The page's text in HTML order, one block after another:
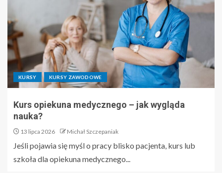
KURSY KURSY ZAWODOWE
Kurs opiekuna medycznego – jak wygląda
nauka?
13 lipca 2026 Michał Szczepaniak
Jeśli pojawia się myśl o pracy blisko pacjenta, kurs lub
szkoła dla opiekuna medycznego...